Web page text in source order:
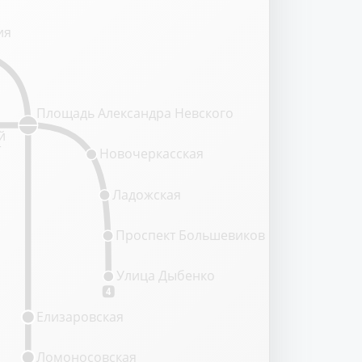
4
Площадь Александра Невского
Новочеркасская
Ладожская
Проспект Большевиков
Улица Дыбенко
Ломоносовская
Елизаровская